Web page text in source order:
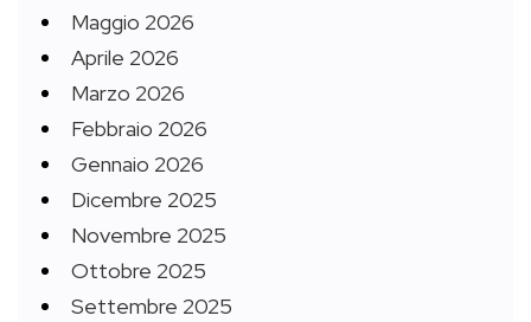
Maggio 2026
Aprile 2026
Marzo 2026
Febbraio 2026
Gennaio 2026
Dicembre 2025
Novembre 2025
Ottobre 2025
Settembre 2025